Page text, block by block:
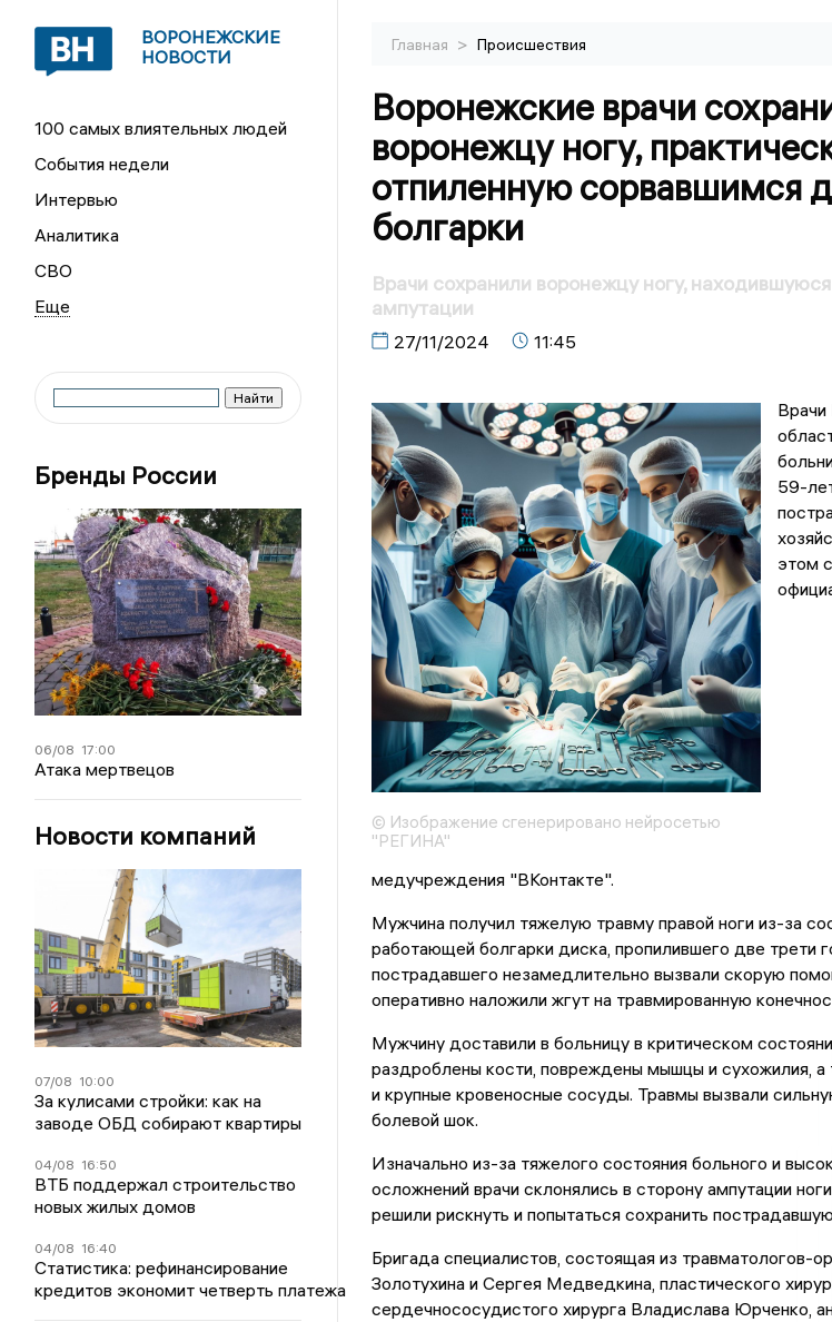
ВОРОНЕЖСКИЕ
НОВОСТИ
100 самых влиятельных людей
События недели
Интервью
Аналитика
СВО
Бренды России
06/08 17:00
Атака мертвецов
Новости компаний
07/08 10:00
За кулисами стройки: как на
заводе ОБД собирают квартиры
04/08 16:50
ВТБ поддержал строительство
новых жилых домов
04/08 16:40
Статистика: рефинансирование
кредитов экономит четверть платежа
Главная > Происшествия
Воронежские врачи
воронежцу ногу,
отпиленную сорвавшимся
болгарки
Врачи сохранили воронежцу ногу,
ампутации
27/11/2024 11:45
© Изображение сгенерировано нейросетью
"РЕГИНА"
59-
этом
медучреждения "ВКонтакте".
Мужчина получил тяжелую травму правой ноги из-за
работающей болгарки диска, пропилившего две трети
пострадавшего незамедлительно вызвали скорую
оперативно наложили жгут на травмированную
Мужчину доставили в больницу в критическом
раздроблены кости, повреждены мышцы и сухожилия, а
и крупные кровеносные сосуды. Травмы вызвали
болевой шок.
Изначально из-за тяжелого состояния больного и
осложнений врачи склонялись в сторону ампутации
решили рискнуть и попытаться сохранить
Бригада специалистов, состоящая из травматологов-
Золотухина и Сергея Медведкина, пластического
сердечнососудистого хирурга Владислава Юрченко,